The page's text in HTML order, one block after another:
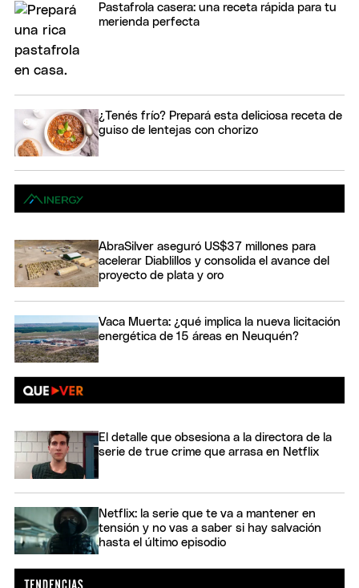
Pastafrola casera: una receta rápida para tu
merienda perfecta
¿Tenés frío? Prepará esta deliciosa receta de
guiso de lentejas con chorizo
AbraSilver aseguró US$37 millones para
acelerar Diablillos y consolida el avance del
proyecto de plata y oro
Vaca Muerta: ¿qué implica la nueva licitación
energética de 15 áreas en Neuquén?
El detalle que obsesiona a la directora de la
serie de true crime que arrasa en Netflix
Netflix: la serie que te va a mantener en
tensión y no vas a saber si hay salvación
hasta el último episodio